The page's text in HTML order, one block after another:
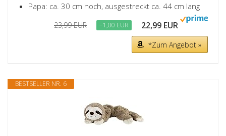
Papa: ca. 30 cm hoch, ausgestreckt ca. 44 cm lang
23,99 EUR −1,00 EUR 22,99 EUR
*Zum Angebot »
BESTSELLER NR. 6